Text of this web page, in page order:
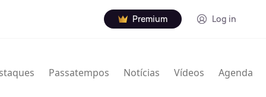
Premium Log in
Passatempos Notícias Vídeos Agenda